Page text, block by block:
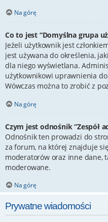
Na górę
Co to jest “Domyślna grupa
Jeżeli użytkownik jest
jest używana do określenia,
dla niego wyświetlana.
użytkownikowi uprawnienia
Wówczas można to zrobić z
Na górę
Czym jest odnośnik “Zespół
Odnośnik ten prowadzi do
za forum, na której znajduje
moderatorów oraz inne dane,
moderowane.
Na górę
Prywatne wiadomości